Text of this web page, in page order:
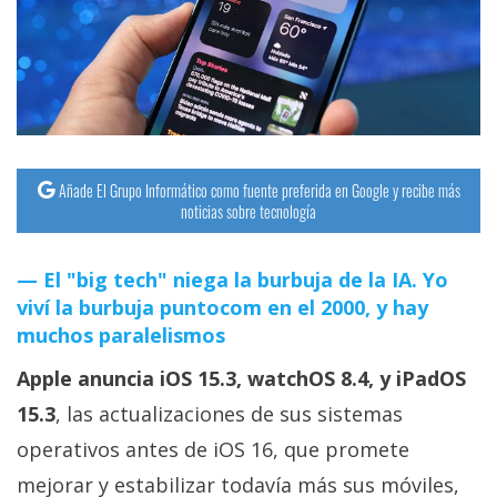
Operadores
Trucos
y
Tutoriales
Sistemas
operativos
Profesional
+
Añade El Grupo Informático como fuente preferida en Google y recibe más
noticias sobre tecnología
El "big tech" niega la burbuja de la IA. Yo
viví la burbuja puntocom en el 2000, y hay
muchos paralelismos
Apple anuncia iOS 15.3, watchOS 8.4, y iPadOS
15.3, las actualizaciones de sus sistemas
operativos antes de iOS 16, que promete
mejorar y estabilizar todavía más sus móviles,